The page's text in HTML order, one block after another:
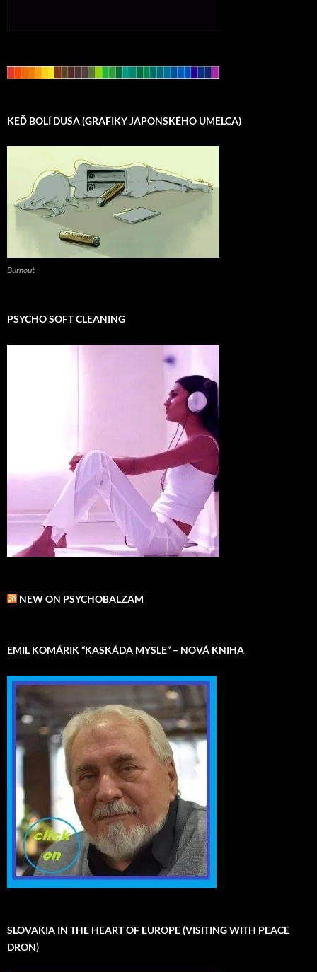
KEĎ BOLÍ DUŠA (GRAFIKY JAPONSKÉHO UMELCA)
Burnout
PSYCHO SOFT CLEANING
NEW ON PSYCHOBALZAM
EMIL KOMÁRIK “KASKÁDA MYSLE” – NOVÁ KNIHA
SLOVAKIA IN THE HEART OF EUROPE (VISITING WITH PEACE
DRON)